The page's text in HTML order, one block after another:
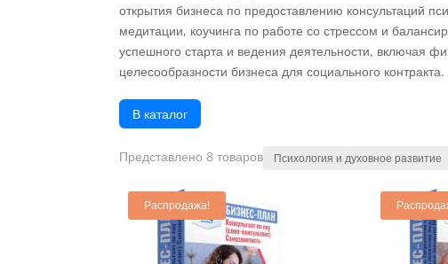
открытия бизнеса по предоставлению консультаций
медитации, коучинга по работе со стрессом и
успешного старта и ведения деятельности, включая
целесообразности бизнеса для социального контракта.
В каталог
Представлено 8 товаров
Распродажа!